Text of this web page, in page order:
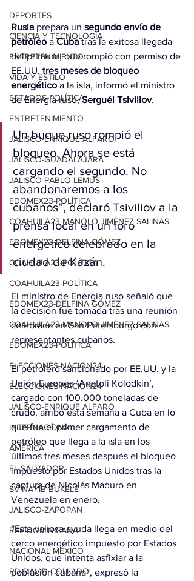
DEPORTES
CIENCIA Y TECNOLOGÍA
ENTRETENIMIENTO
VIDA Y ESTILO
ESTADOS-POLÍTICA
ENTRETENIMIENTO
JALISCO-ENRIQUE ALFARO
JALISCO-GUADALAJARA
JALISCO-PABLO LEMUS
EDOMEX23-POLÍTICA
COAHUILA23-MANOLO JIMÉNEZ SALINAS
EDOMEX23-DELFINA GÓMEZ
COAHUILA23-POLÍTICA
COAHUILA23-POLÍTICA
EDOMEX23-DELFINA GÓMEZ
COAHUILA23-MANOLO JIMÉNEZ SALINAS
EDOMEX23-POLÍTICA
ELECCIONES-NACION24
ELECCIONES-NACION24
JALISCO-ENRIQUE ALFARO
INTERNACIONAL
AMÉRICA
EL SALVADOR
SV-NAYIB BUKELE
JALISCO-ZAPOPAN
REP DOMINICANA
NACIONAL MÉXICO
RD-DAVID COLLADO
Rusia prepara un segundo envío de
petróleo a Cuba tras la exitosa llegada
del primero, que rompió con permiso de
EE.UU. tres meses de bloqueo
energético a la isla, informó el ministro
de Energía ruso, Serguéi Tsiviliov.
Un buque ruso rompió el
bloqueo. Ahora se está
cargando el segundo. No
abandonaremos a los
cubanos”, declaró Tsiviliov a la
prensa local en un foro
energético celebrado en la
ciudad de Kazán.
El ministro de Energía ruso señaló que
la decisión fue tomada tras una reunión
celebrada en San Petersburgo con
representantes cubanos.
El petrolero sancionado por EE.UU. y la
Unión Europea ‘Anatoli Kolodkin’,
cargado con 100.000 toneladas de
crudo, arribó esta semana a Cuba en lo
que fue el primer cargamento de
petróleo que llega a la isla en los
últimos tres meses después el bloqueo
impuesto por Estados Unidos tras la
captura de Nicolás Maduro en
Venezuela en enero.
“Esta valiosa ayuda llega en medio del
cerco energético impuesto por Estados
Unidos, que intenta asfixiar a la
población cubana”, expresó la